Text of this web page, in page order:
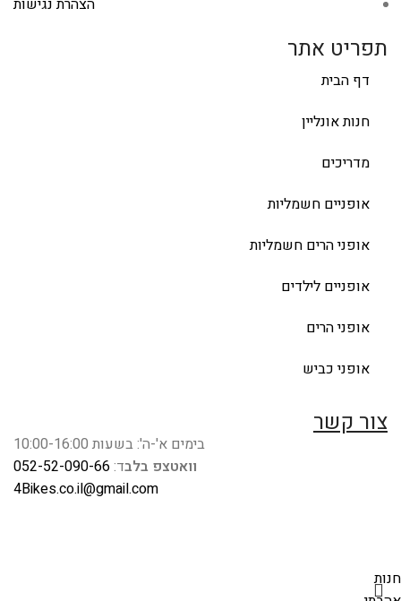
הצהרת נגישות
תפריט אתר
דף הבית
חנות אונליין
מדריכים
אופניים חשמליות
אופני הרים חשמליות
אופניים לילדים
אופני הרים
אופני כביש
צור קשר
בימים א'-ה': בשעות 10:00-16:00
וואטצפ בלבד:052-52-090-66
4Bikes.co.il@gmail.com
חנות